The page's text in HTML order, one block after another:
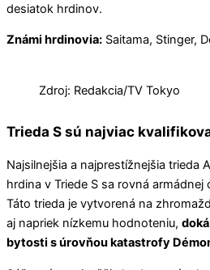
desiatok hrdinov.
Známi hrdinovia: Saitama, Stinger,
Zdroj: Redakcia/TV Tokyo
Trieda S sú najviac
Najsilnejšia a najprestížnejšia trieda
hrdina v Triede S sa rovná armádnej
Táto trieda je vytvorená na
aj napriek nízkemu hodnoteniu,
bytosti s úrovňou katastrofy